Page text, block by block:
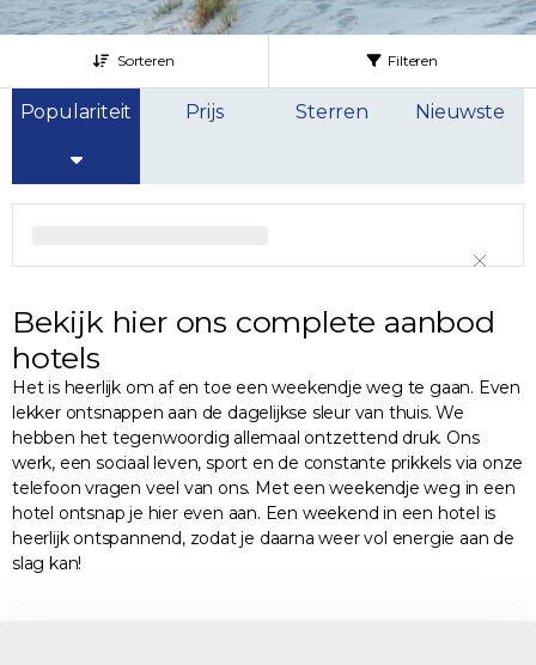
Sorteren Filteren
Populariteit Prijs Sterren Nieuwste
Bekijk hier ons complete aanbod
hotels
Het is heerlijk om af en toe een weekendje weg te gaan. Even
lekker ontsnappen aan de dagelijkse sleur van thuis. We
hebben het tegenwoordig allemaal ontzettend druk. Ons
werk, een sociaal leven, sport en de constante prikkels via onze
telefoon vragen veel van ons. Met een weekendje weg in een
hotel ontsnap je hier even aan. Een weekend in een hotel is
heerlijk ontspannend, zodat je daarna weer vol energie aan de
slag kan!